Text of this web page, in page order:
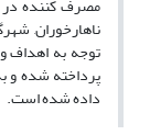
ناهارخوران,
توجه به اهداف
پرداخته شده و
داده شده است.